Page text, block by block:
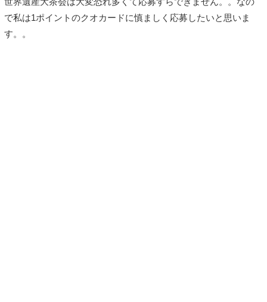
で私は1ポイントのクオカードに慎ましく応募したいと思いま
す。。